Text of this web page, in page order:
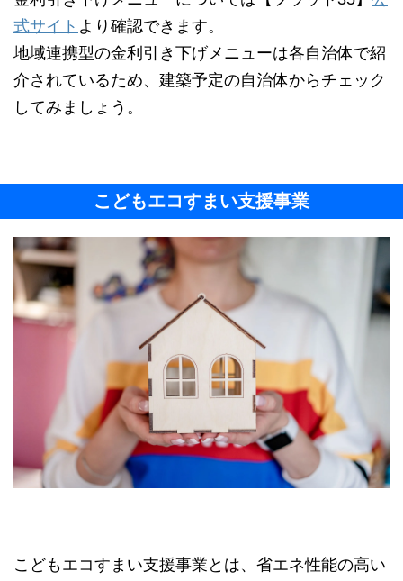
式サイト より確認できます。
地域連携型の金利引き下げメニューは各自治体で紹
介されているため、建築予定の自治体からチェック
してみましょう。
こどもエコすまい支援事業
こどもエコすまい支援事業とは、省エネ性能の高い